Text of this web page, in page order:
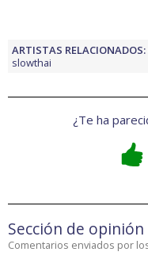
ARTISTAS RELACIONADOS:
slowthai
¿Te ha
Sección de opinión
Comentarios enviados por